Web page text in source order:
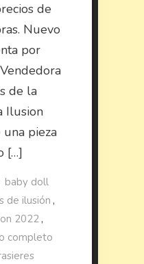
de
Nuevo
por
de la
Ilusion
pieza
[…]
baby doll
de ilusión ,
2022,
completo